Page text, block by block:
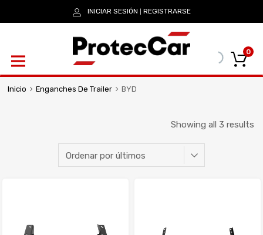
INICIAR SESIÓN REGISTRARSE
0
Inicio Enganches De Trailer BYD
Showing all 3 results